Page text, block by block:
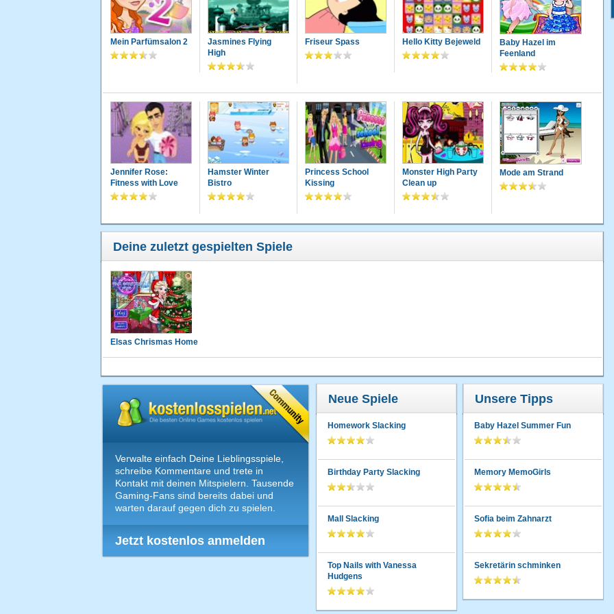
Mein Parfümsalon 2
Jasmines Flying
High
Friseur Spass Hello Kitty Bejeweld
Baby Hazel im
Feenland
Jennifer Rose:
Fitness with Love
Hamster Winter
Bistro
Princess School
Kissing
Monster High Party
Clean up
Mode am Strand
Deine zuletzt gespielten Spiele
Elsas Chrismas Home
Verwalte einfach Deine Lieblingsspiele,
schreibe Kommentare und trete in
Kontakt mit deinen Mitspielern. Tausende
Gaming-Fans sind bereits dabei und
warten darauf gegen dich zu spielen.
Jetzt kostenlos anmelden
Neue Spiele
Homework Slacking
Birthday Party Slacking
Mall Slacking
Top Nails with Vanessa
Hudgens
Unsere Tipps
Baby Hazel Summer Fun
Memory MemoGirls
Sofia beim Zahnarzt
Sekretärin schminken